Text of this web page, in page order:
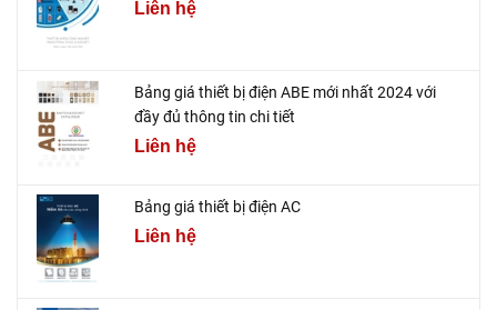
Liên hệ
Bảng giá thiết bị điện ABE mới nhất 2024 với
đầy đủ thông tin chi tiết
Liên hệ
Bảng giá thiết bị điện AC
Liên hệ